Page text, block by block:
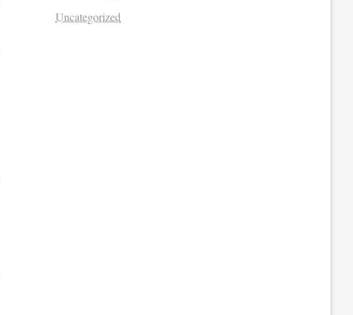
Uncategorized